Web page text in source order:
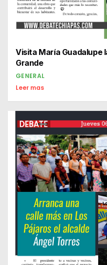
Visita María Guadalupe
Grande
GENERAL
Leer mas